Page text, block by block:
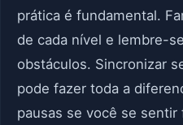
prática é fundamental.
de cada nível e lembre-
obstáculos. Sincronizar
pode fazer toda a
pausas se você se